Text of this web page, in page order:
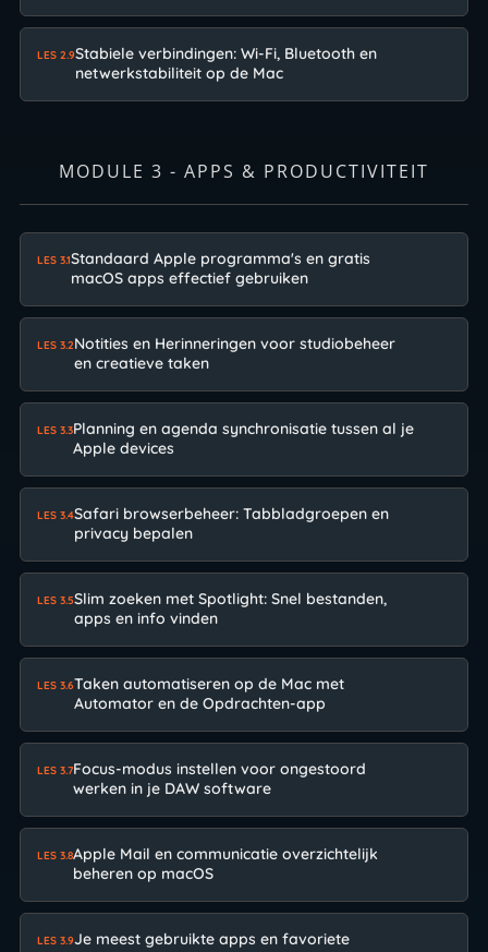
LES 2.9Stabiele verbindingen: Wi-Fi, Bluetooth en
netwerkstabiliteit op de Mac
MODULE 3 - APPS & PRODUCTIVITEIT
LES 3.1Standaard Apple programma's en gratis
macOS apps effectief gebruiken
LES 3.2Notities en Herinneringen voor studiobeheer
en creatieve taken
LES 3.3Planning en agenda synchronisatie tussen al je
Apple devices
LES 3.4Safari browserbeheer: Tabbladgroepen en
privacy bepalen
LES 3.5Slim zoeken met Spotlight: Snel bestanden,
apps en info vinden
LES 3.6Taken automatiseren op de Mac met
Automator en de Opdrachten-app
LES 3.7Focus-modus instellen voor ongestoord
werken in je DAW software
LES 3.8Apple Mail en communicatie overzichtelijk
beheren op macOS
LES 3.9Je meest gebruikte apps en favoriete